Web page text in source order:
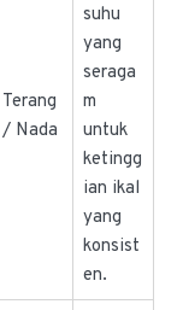
Terang
/ Nada
suhu
yang
seraga
m
untuk
ketingg
ian ikal
yang
konsist
en.